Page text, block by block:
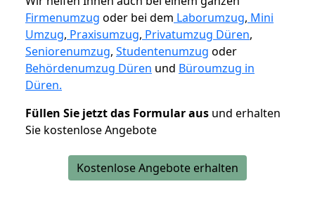
Firmenumzug oder bei dem Laborumzug, Mini
Umzug, Praxisumzug, Privatumzug Düren,
Seniorenumzug, Studentenumzug oder
Behördenumzug Düren und Büroumzug in
Düren.
Füllen Sie jetzt das Formular aus und erhalten
Sie kostenlose Angebote
Kostenlose Angebote erhalten